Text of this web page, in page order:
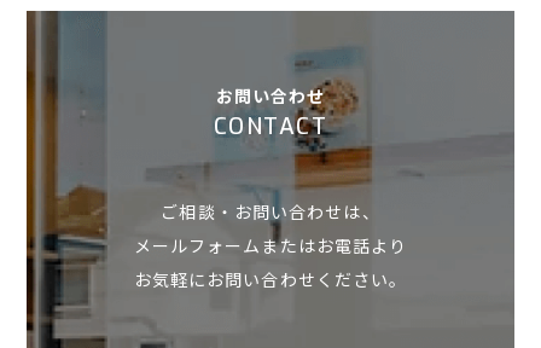
お問い合わせ
CONTACT
ご相談・お問い合わせは、
メールフォームまたはお電話より
お気軽にお問い合わせください。